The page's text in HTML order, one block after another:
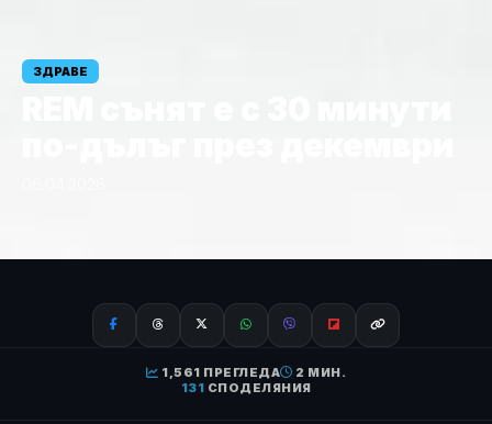
ЗДРАВЕ
1,561 ПРЕГЛЕДА
2 МИН.
131 СПОДЕЛЯНИЯ